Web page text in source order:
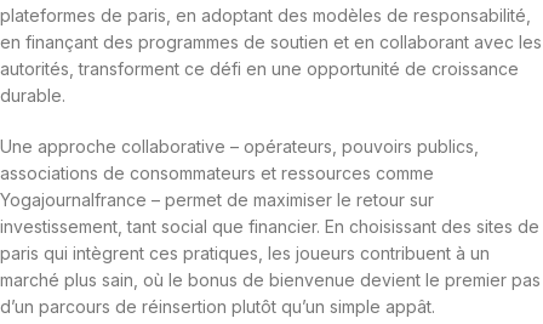
plateformes de paris, en adoptant des modèles de responsabilité,
en finançant des programmes de soutien et en collaborant avec les
autorités, transforment ce défi en une opportunité de croissance
durable.
Une approche collaborative – opérateurs, pouvoirs publics,
associations de consommateurs et ressources comme
Yogajournalfrance – permet de maximiser le retour sur
investissement, tant social que financier. En choisissant des sites de
paris qui intègrent ces pratiques, les joueurs contribuent à un
marché plus sain, où le bonus de bienvenue devient le premier pas
d’un parcours de réinsertion plutôt qu’un simple appât.